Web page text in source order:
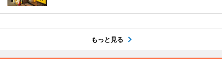
もっと見る